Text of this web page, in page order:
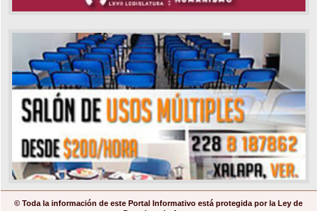
© Toda la información de este Portal Informativo está protegida por la Ley de